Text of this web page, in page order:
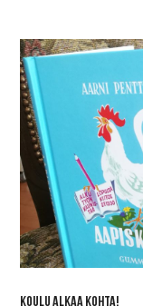
Koulu alkaa kohta!